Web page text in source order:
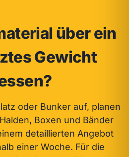
über ein
Gewicht
oder Bunker auf, planen
Boxen und Bänder
detaillierten Angebot
einer Woche. Für die